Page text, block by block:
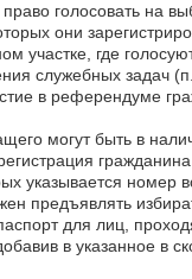
голосовать на
они
участке, где
служебных задач
в референдуме
могут быть в
указывается номер
предъявлять
для лиц,
в указанное в